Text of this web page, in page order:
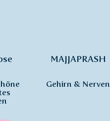
MAJJAPRASH
Gehirn & Nerven